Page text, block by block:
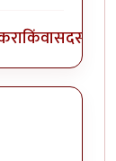
किंवासदस्य व्हा